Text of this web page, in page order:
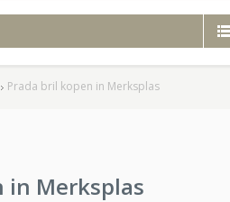
Prada bril kopen in Merksplas
in Merksplas